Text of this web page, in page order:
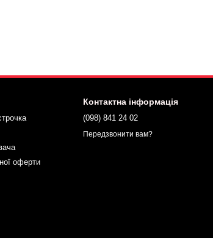
оферти
Контактна інформація
(098) 841 24 02
Передзвонити вам?